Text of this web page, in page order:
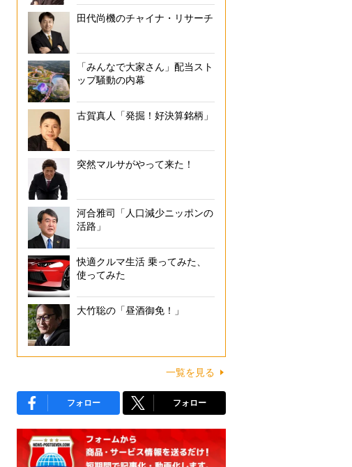
田代尚機のチャイナ・リサーチ
「みんなで大家さん」配当スト
ップ騒動の内幕
古賀真人「発掘！好決算銘柄」
突然マルサがやって来た！
河合雅司「人口減少ニッポンの
活路」
快適クルマ生活 乗ってみた、
使ってみた
大竹聡の「昼酒御免！」
一覧を見る
フォロー フォロー